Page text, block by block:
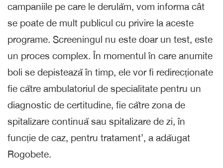
campaniile pe care le derulăm, vom informa cât
se poate de mult publicul cu privire la aceste
programe. Screeningul nu este doar un test, este
un proces complex. În momentul în care anumite
boli se depistează în timp, ele vor fi redirecționate
fie către ambulatoriul de specialitate pentru un
diagnostic de certitudine, fie către zona de
spitalizare continuă sau spitalizare de zi, în
funcție de caz, pentru tratament’, a adăugat
Rogobete.